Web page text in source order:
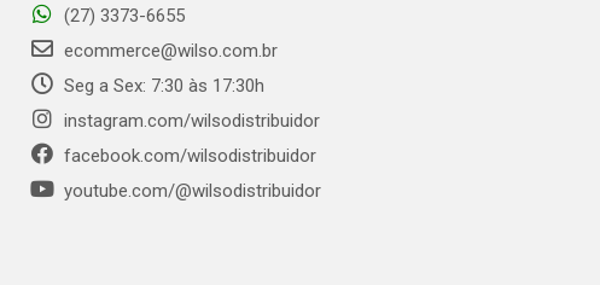
(27) 3373-6655
ecommerce@wilso.com.br
Seg a Sex: 7:30 às 17:30h
instagram.com/wilsodistribuidor
facebook.com/wilsodistribuidor
youtube.com/@wilsodistribuidor